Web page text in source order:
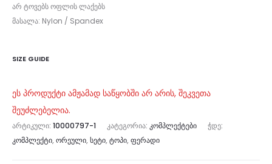
არ ტოვებს ოფლის ლაქებს
მასალა: Nylon / Spandex
SIZE GUIDE
ეს პროდუქტი ამჟამად საწყობში არ არის, შეკვეთა
შეუძლებელია.
ᲐᲠᲢᲘᲙᲣᲚᲘ: 10000797-1 ᲙᲐᲢᲔᲒᲝᲠᲘᲐ: ᲙᲝᲛᲞᲚᲔᲥᲢᲔᲑᲘ
ᲭᲓᲔ:
ᲙᲝᲛᲞᲚᲔᲥᲢᲘ, ᲝᲠᲔᲣᲚᲘ, ᲡᲔᲢᲘ, ᲢᲝᲞᲘ, ᲤᲔᲠᲐᲓᲘ